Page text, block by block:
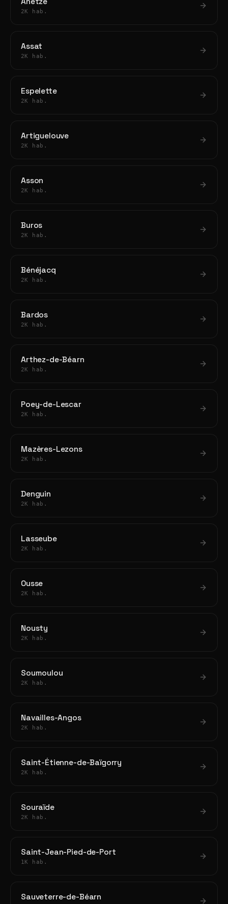
2K hab.
Assat
2K hab.
Espelette
2K hab.
Artiguelouve
2K hab.
Asson
2K hab.
Buros
2K hab.
Bénéjacq
2K hab.
Bardos
2K hab.
Arthez-de-Béarn
2K hab.
Poey-de-Lescar
2K hab.
Mazères-Lezons
2K hab.
Denguin
2K hab.
Lasseube
2K hab.
Ousse
2K hab.
Nousty
2K hab.
Soumoulou
2K hab.
Navailles-Angos
2K hab.
Saint-Étienne-de-Baïgorry
2K hab.
Souraïde
2K hab.
Saint-Jean-Pied-de-Port
1K hab.
Sauveterre-de-Béarn